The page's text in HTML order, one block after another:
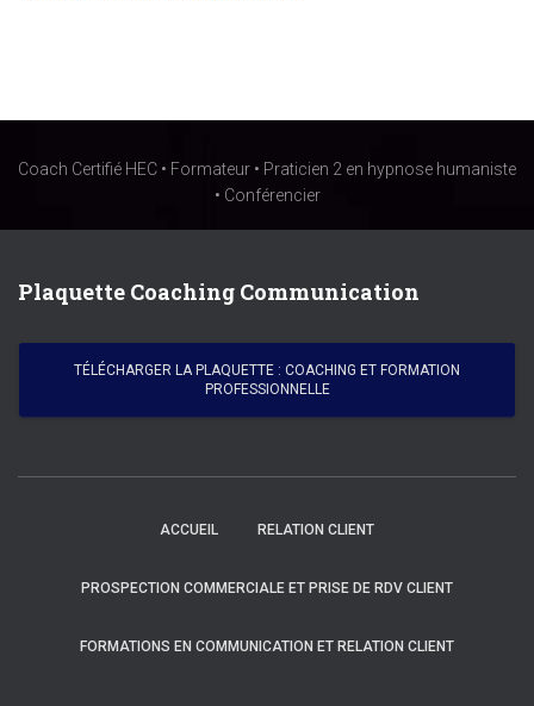
Coach Certifié HEC • Formateur • Praticien 2 en hypnose humaniste
• Conférencier
Plaquette Coaching Communication
TÉLÉCHARGER LA PLAQUETTE : COACHING ET FORMATION
PROFESSIONNELLE
ACCUEIL RELATION CLIENT
PROSPECTION COMMERCIALE ET PRISE DE RDV CLIENT
FORMATIONS EN COMMUNICATION ET RELATION CLIENT